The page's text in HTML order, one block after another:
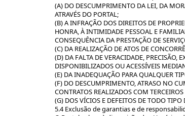
(A) DO DESCUMPRIMENTO DA LEI, DA
ATRAVÉS DO PORTAL;
(B) A INFRAÇÃO DOS DIREITOS DE
HONRA, À INTIMIDADE PESSOAL E
CONSEQUÊNCIA DA PRESTAÇÃO DE
(C) DA REALIZAÇÃO DE ATOS DE
(D) DA FALTA DE VERACIDADE,
DISPONIBILIZADOS OU ACESSÍVEIS
(E) DA INADEQUAÇÃO PARA QUALQUER
(F) DO DESCUMPRIMENTO, ATRASO NO
CONTRATOS REALIZADOS COM
(G) DOS VÍCIOS E DEFEITOS DE TODO TIPO
5.4 Exclusão de garantias e de